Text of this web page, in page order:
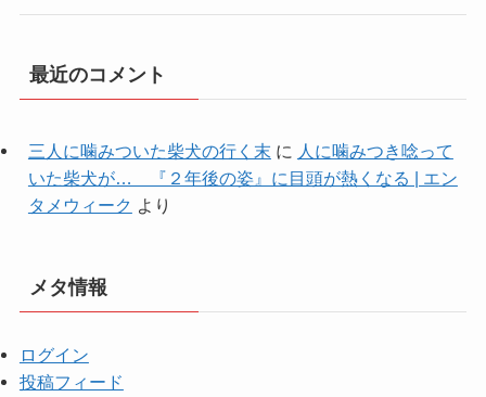
最近のコメント
三人に噛みついた柴犬の行く末 に 人に噛みつき唸って
いた柴犬が… 『２年後の姿』に目頭が熱くなる | エン
タメウィーク より
メタ情報
ログイン
投稿フィード